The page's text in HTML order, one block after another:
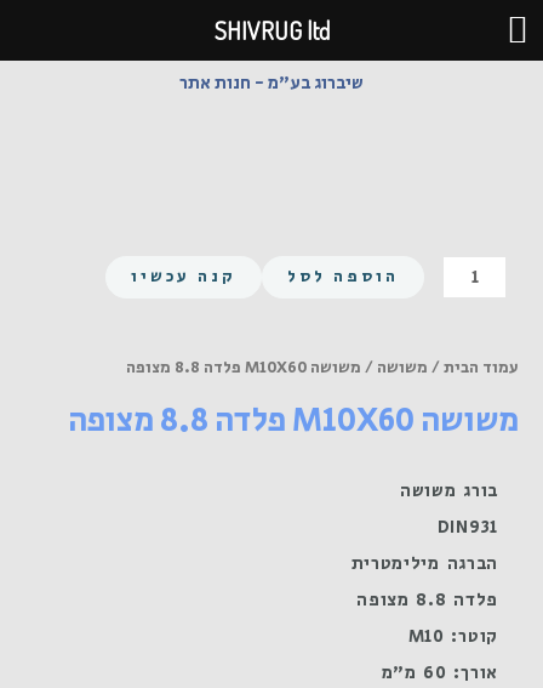
דילוג
לתוכן
שיברוג בע"מ - חנות אתר
כמות
של
8.8
הוספה לסל קנה עכשיו
עמוד הבית/ משושה / משושה M10X60 פלדה 8.8 מצופה
משושה M10X60 פלדה 8.8 מצופה
בורג משושה
DIN931
הברגה מילימטרית
פלדה 8.8 מצופה
קוטר: M10
אורך: 60 מ"מ
SHIVRUG ltd